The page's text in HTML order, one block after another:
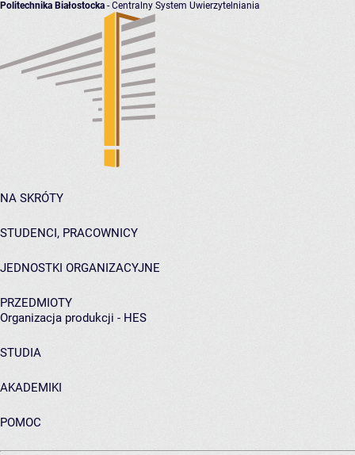
Politechnika Białostocka - Centralny System Uwierzytelniania
NA SKRÓTY
STUDENCI, PRACOWNICY
JEDNOSTKI ORGANIZACYJNE
PRZEDMIOTY
Organizacja produkcji - HES
STUDIA
AKADEMIKI
POMOC